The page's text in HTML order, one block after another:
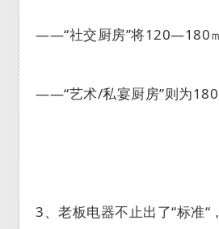
——“社交厨房”将120—180
——“艺术/私宴厨房”则为180
3、老板电器不止出了“标准